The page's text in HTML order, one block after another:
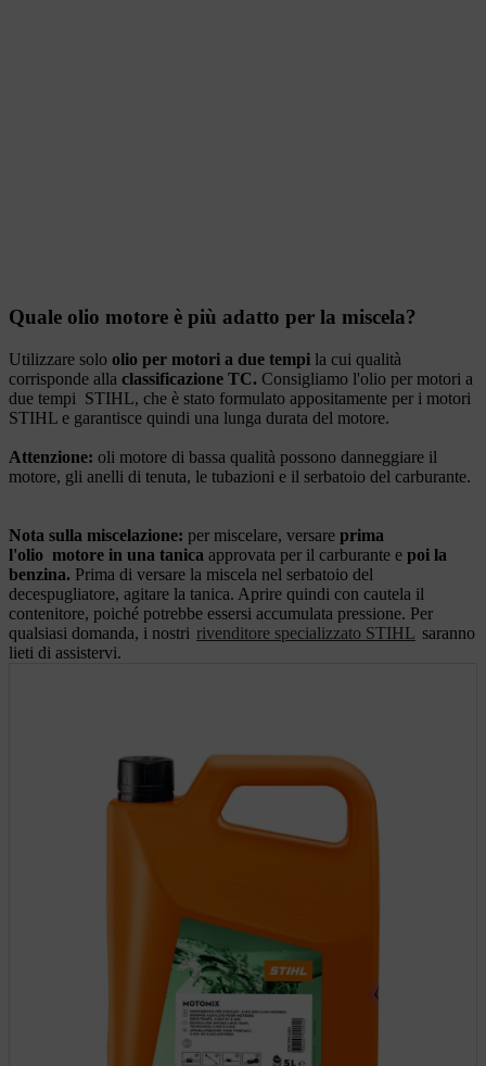
Quale olio motore è più adatto per la miscela?
Utilizzare solo olio per motori a due tempi la cui qualità
corrisponde alla classificazione TC. Consigliamo l'olio per motori a
due tempi STIHL, che è stato formulato appositamente per i motori
STIHL e garantisce quindi una lunga durata del motore.
Attenzione: oli motore di bassa qualità possono danneggiare il
motore, gli anelli di tenuta, le tubazioni e il serbatoio del carburante.
Nota sulla miscelazione: per miscelare, versare prima
l'olio motore in una tanica approvata per il carburante e poi la
benzina. Prima di versare la miscela nel serbatoio del
decespugliatore, agitare la tanica. Aprire quindi con cautela il
contenitore, poiché potrebbe essersi accumulata pressione. Per
qualsiasi domanda, i nostri rivenditore specializzato STIHL saranno
lieti di assistervi.